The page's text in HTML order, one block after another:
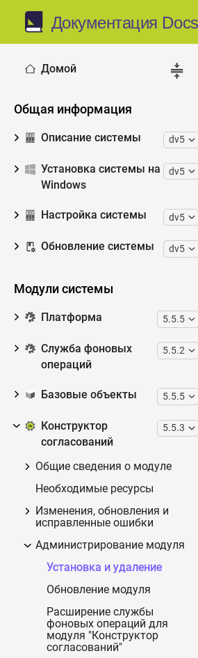
Документация
Домой
Общая информация
Описание системы dv5
Установка системы на
Windows
dv5
Настройка системы dv5
Обновление системы dv5
Модули системы
Платформа 5.5.5
Служба фоновых
операций
5.5.2
Базовые объекты 5.5.5
Конструктор
согласований
5.5.3
Общие сведения о модуле
Необходимые ресурсы
Изменения, обновления и
исправленные ошибки
Администрирование модуля
Установка и удаление
Обновление модуля
Расширение службы
фоновых операций для
модуля "Конструктор
согласований"